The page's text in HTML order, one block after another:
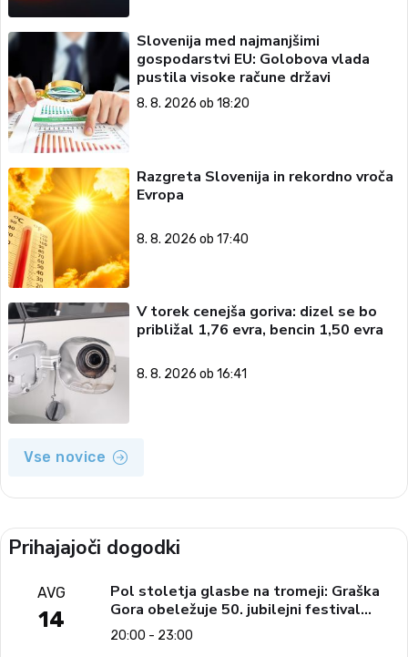
Slovenija med najmanjšimi
gospodarstvi EU: Golobova vlada
pustila visoke račune državi
8. 8. 2026 ob 18:20
Razgreta Slovenija in rekordno vroča
Evropa
8. 8. 2026 ob 17:40
V torek cenejša goriva: dizel se bo
približal 1,76 evra, bencin 1,50 evra
8. 8. 2026 ob 16:41
Vse novice
Prihajajoči dogodki
AVG
14
Pol stoletja glasbe na tromeji: Graška
Gora obeležuje 50. jubilejni festival
narodno-zabavne glasbe
20:00 - 23:00